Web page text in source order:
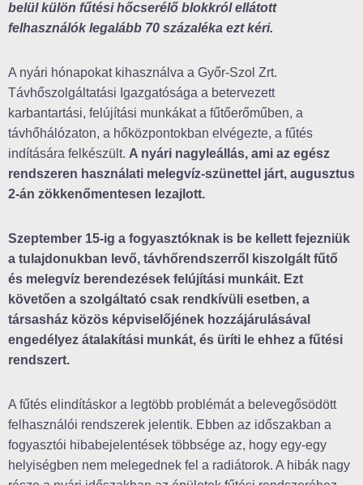
belül külön fűtési hőcserélő blokkról ellátott
felhasználók legalább 70 százaléka ezt kéri.
A nyári hónapokat kihasználva a Győr-Szol Zrt.
Távhőszolgáltatási Igazgatósága a betervezett
karbantartási, felújítási munkákat a fűtőerőműben, a
távhőhálózaton, a hőközpontokban elvégezte, a fűtés
indítására felkészült. A nyári nagyleállás, ami az egész
rendszeren használati melegvíz-szünettel járt, augusztus
2-án zökkenőmentesen lezajlott.
Szeptember 15-ig a fogyasztóknak is be kellett fejezniük
a tulajdonukban levő, távhőrendszerről kiszolgált fűtő
és melegvíz berendezések felújítási munkáit. Ezt
követően a szolgáltató csak rendkívüli esetben, a
társasház közös képviselőjének hozzájárulásával
engedélyez átalakítási munkát, és üríti le ehhez a fűtési
rendszert.
A fűtés elindításkor a legtöbb problémát a belevegősödött
felhasználói rendszerek jelentik. Ebben az időszakban a
fogyasztói hibabejelentések többsége az, hogy egy-egy
helyiségben nem melegednek fel a radiátorok. A hibák nagy